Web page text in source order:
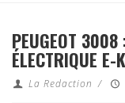
PEUGEOT 3008
ÉLECTRIQUE E-
La Redaction /